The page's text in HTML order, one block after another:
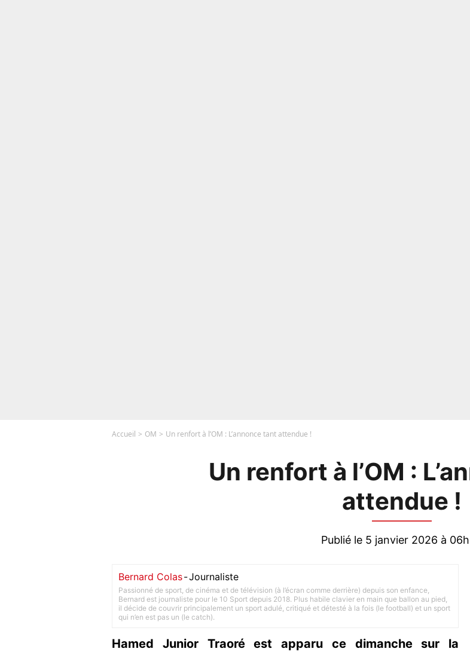
Accueil OM Un renfort à l’OM : L’annonce tant attendue !
Un renfort à l’OM :
attendue !
Publié le 5 janvier 2026 à
Bernard Colas-Journaliste
Passionné de sport, de cinéma et de télévision (à l’écran comme derrière) depuis son enfance,
Bernard est journaliste pour le 10 Sport depuis 2018. Plus habile clavier en main que ballon au pied,
il décide de couvrir principalement un sport adulé, critiqué et détesté à la fois (le football) et un sport
qui n’en est pas un (le catch).
Hamed Junior Traoré est apparu ce dimanche sur la